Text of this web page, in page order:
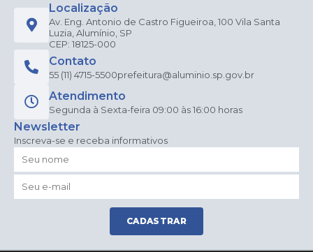
Localização
Av. Eng. Antonio de Castro Figueiroa, 100 Vila Santa
Luzia, Alumínio, SP
CEP: 18125-000
Contato
55 (11) 4715-5500prefeitura@aluminio.sp.gov.br
Atendimento
Segunda à Sexta-feira 09:00 às 16:00 horas
Newsletter
Inscreva-se e receba informativos
CADASTRAR